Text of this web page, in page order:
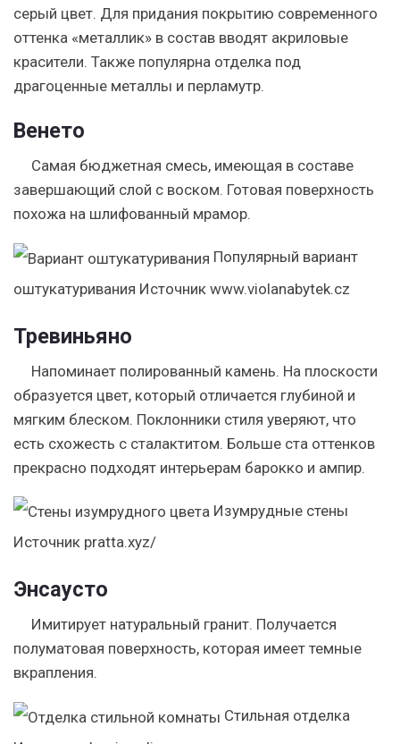
серый цвет. Для придания покрытию современного
оттенка «металлик» в состав вводят акриловые
красители. Также популярна отделка под
драгоценные металлы и перламутр.
Венето
Самая бюджетная смесь, имеющая в составе
завершающий слой с воском. Готовая поверхность
похожа на шлифованный мрамор.
Популярный вариант
оштукатуривания Источник www.violanabytek.cz
Тревиньяно
Напоминает полированный камень. На плоскости
образуется цвет, который отличается глубиной и
мягким блеском. Поклонники стиля уверяют, что
есть схожесть с сталактитом. Больше ста оттенков
прекрасно подходят интерьерам барокко и ампир.
Изумрудные стены
Источник pratta.xyz/
Энсаусто
Имитирует натуральный гранит. Получается
полуматовая поверхность, которая имеет темные
вкрапления.
Стильная отделка